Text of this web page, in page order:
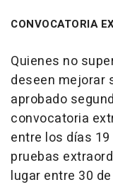
CONVOCATORIA
Quienes no
deseen mejorar
aprobado
convocatoria
entre los días
pruebas
lugar entre 30